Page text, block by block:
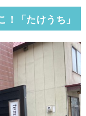
！「たけうち」